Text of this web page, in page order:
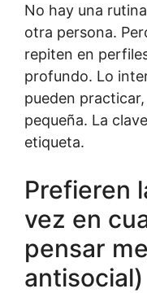
No hay una
otra persona.
repiten en
profundo. Lo
pueden
pequeña. La
etiqueta.
Prefieren
vez en
pensar
antisocial)